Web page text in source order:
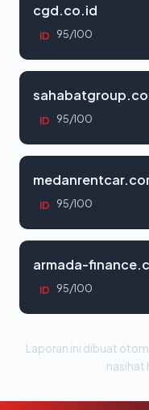
cgd.co.id
ID 95/100
ID 95/100
ID 95/100
armada-
ID 95/100
Laporan ini dibuat
nasihat